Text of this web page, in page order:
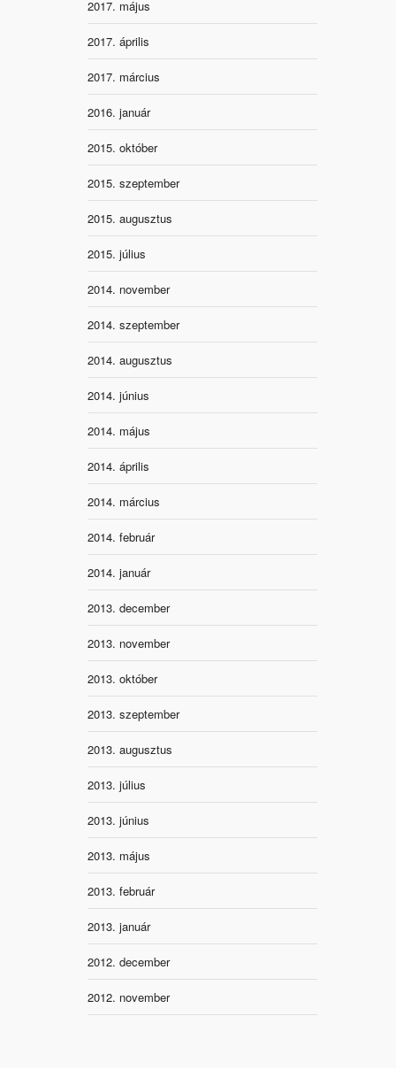
2017. május
2017. április
2017. március
2016. január
2015. október
2015. szeptember
2015. augusztus
2015. július
2014. november
2014. szeptember
2014. augusztus
2014. június
2014. május
2014. április
2014. március
2014. február
2014. január
2013. december
2013. november
2013. október
2013. szeptember
2013. augusztus
2013. július
2013. június
2013. május
2013. február
2013. január
2012. december
2012. november